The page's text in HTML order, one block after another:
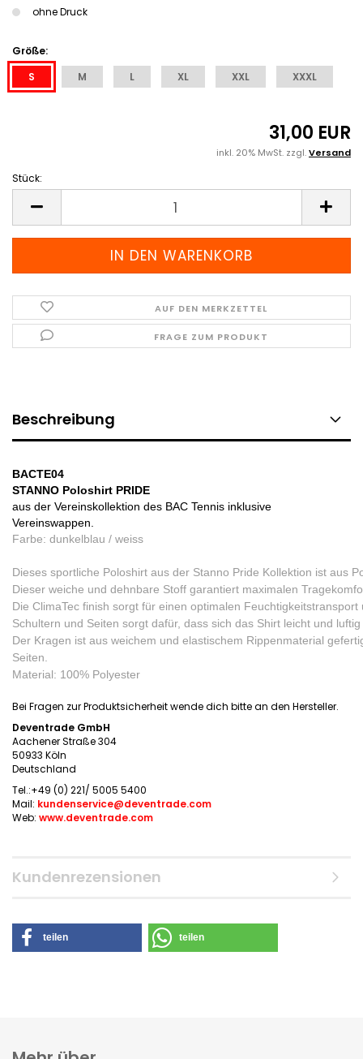
ohne Druck
Größe:
S
M L XL XXL XXXL
31,00 EUR
inkl. 20% MwSt. zzgl.Versand
Stück:
AUF DEN MERKZETTEL
FRAGE ZUM PRODUKT
Beschreibung
BACTE04
STANNO Poloshirt PRIDE
aus der Vereinskollektion des BAC Tennis inklusive
Vereinswappen.
Farbe: dunkelblau / weiss
Dieses sportliche Poloshirt aus der Stanno Pride Kollektion ist aus
Dieser weiche und dehnbare Stoff garantiert maximalen
Die ClimaTec finish sorgt für einen optimalen
Schultern und Seiten sorgt dafür, dass sich das Shirt leicht und
Der Kragen ist aus weichem und elastischem Rippenmaterial
Seiten.
Material: 100% Polyester
Bei Fragen zur Produktsicherheit wende dich bitte an den Hersteller.
Deventrade GmbH
Aachener Straße 304
50933 Köln
Deutschland
Tel.:+49 (0) 221/ 5005 5400
Mail: kundenservice@deventrade.com
Web: www.deventrade.com
Kundenrezensionen
teilen teilen